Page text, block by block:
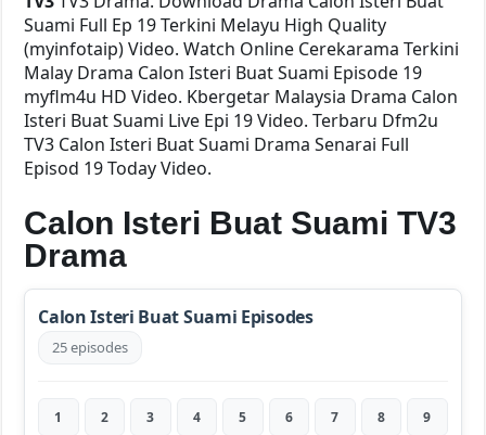
Suami Full Ep 19 Terkini Melayu High Quality
(myinfotaip) Video. Watch Online Cerekarama Terkini
Malay Drama Calon Isteri Buat Suami Episode 19
myflm4u HD Video. Kbergetar Malaysia Drama Calon
Isteri Buat Suami Live Epi 19 Video. Terbaru Dfm2u
TV3 Calon Isteri Buat Suami Drama Senarai Full
Episod 19 Today Video.
Calon Isteri Buat Suami TV3
Drama
Calon Isteri Buat Suami Episodes
25 episodes
1 2 3 4 5 6 7 8 9